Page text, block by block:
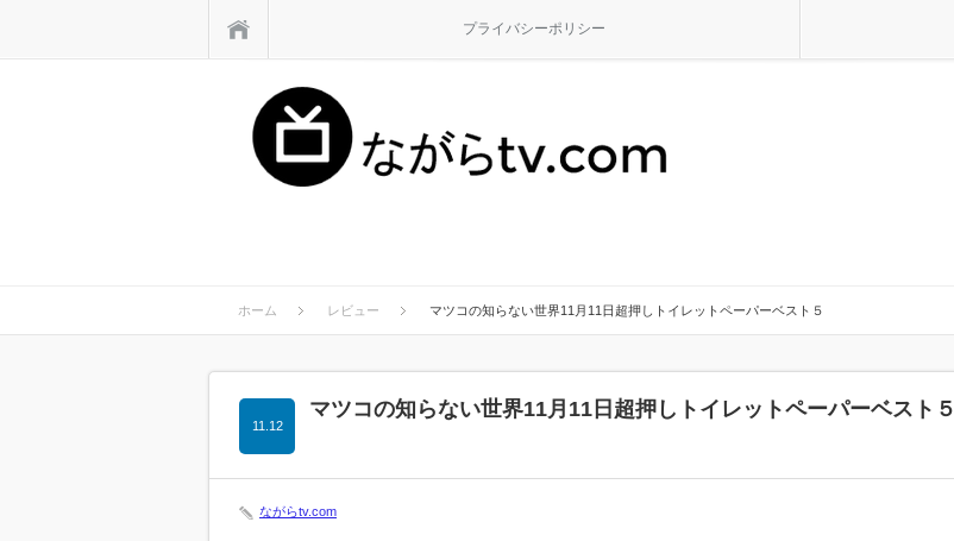
プライバシーポリシー
ホーム レビュー マツコの知らない世界11月11日超押しトイレットペーパーベスト５
マツコの知らない世界11月11日超押しトイレットペーパーベスト５
11.12
ながらtv.com